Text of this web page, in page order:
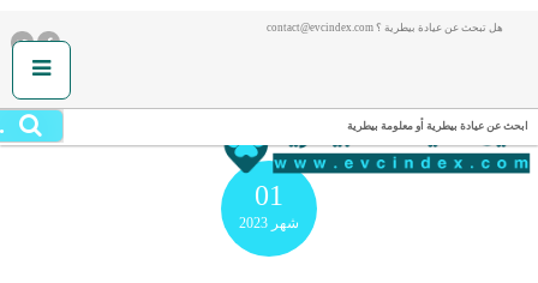
هل تبحث عن عيادة بيطرية ؟ contact@evcindex.com
ابحث عن عيادة بيطرية أو معلومة بيطرية
01
شهر 2023